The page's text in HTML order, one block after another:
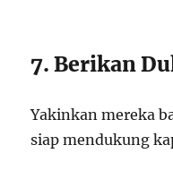
7. Berikan
Yakinkan mereka
siap mendukung